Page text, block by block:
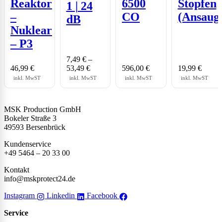
Reaktor
–
Nuklear
– P3
46,99 €
inkl. MwST
1 | 24
dB
7,49 €–
53,49 €
inkl. MwST
6500
CO
596,00 €
inkl. MwST
Stopfen
19,99 €
inkl. MwST
MSK Production GmbH
Bokeler Straße 3
49593 Bersenbrück
Kundenservice
+49 5464 – 20 33 00
Kontakt
info@mskprotect24.de
Instagram
Linkedin Facebook
Service